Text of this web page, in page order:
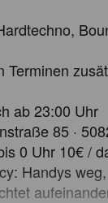
Terminen
ab 23:00 Uhr
85 ·
0 Uhr 10€ /
Handys